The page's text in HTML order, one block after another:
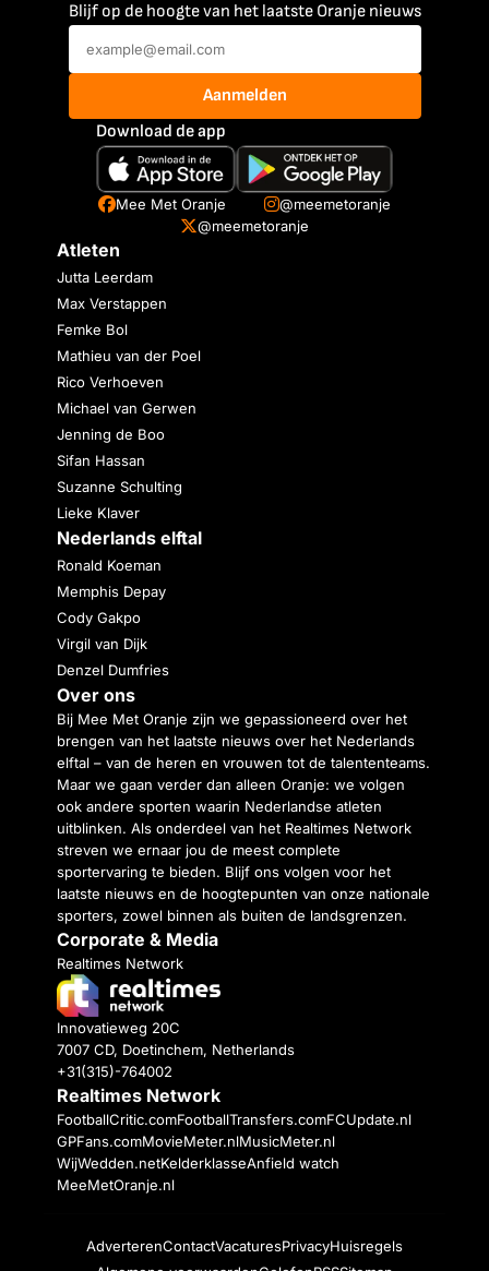
Blijf op de hoogte van het laatste Oranje nieuws
Aanmelden
Download de app
Mee Met Oranje
@meemetoranje
@meemetoranje
Atleten
Jutta Leerdam
Max Verstappen
Femke Bol
Mathieu van der Poel
Rico Verhoeven
Michael van Gerwen
Jenning de Boo
Sifan Hassan
Suzanne Schulting
Lieke Klaver
Nederlands elftal
Ronald Koeman
Memphis Depay
Cody Gakpo
Virgil van Dijk
Denzel Dumfries
Over ons
Bij Mee Met Oranje zijn we gepassioneerd over het
brengen van het laatste nieuws over het Nederlands
elftal – van de heren en vrouwen tot de talententeams.
Maar we gaan verder dan alleen Oranje: we volgen
ook andere sporten waarin Nederlandse atleten
uitblinken. Als onderdeel van het Realtimes Network
streven we ernaar jou de meest complete
sportervaring te bieden. Blijf ons volgen voor het
laatste nieuws en de hoogtepunten van onze nationale
sporters, zowel binnen als buiten de landsgrenzen.
Corporate & Media
Realtimes Network
Innovatieweg 20C
7007 CD, Doetinchem, Netherlands
+31(315)-764002
Realtimes Network
FootballCritic.comFootballTransfers.comFCUpdate.nl
GPFans.comMovieMeter.nlMusicMeter.nl
WijWedden.netKelderklasseAnfield watch
MeeMetOranje.nl
AdverterenContactVacaturesPrivacyHuisregels